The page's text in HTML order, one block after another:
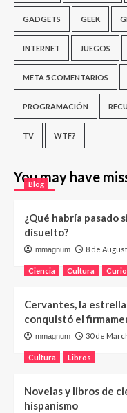
GADGETS GEEK
INTERNET JUEGOS
META 5 COMENTARIOS
PROGRAMACIÓN
TV WTF?
You may have
Blog
¿Qué habría pasado
disuelto?
mmagnum 8 de
Ciencia Cultura
Cervantes, la
conquistó el
mmagnum 30 de
Cultura Libros
Novelas y libros de
hispanismo